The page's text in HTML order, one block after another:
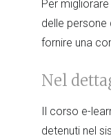
Per
delle persone
fornire una
Nel
Il corso e-
detenuti nel